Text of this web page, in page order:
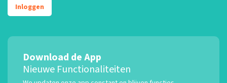
Inloggen
Download de App
Nieuwe Functionaliteiten